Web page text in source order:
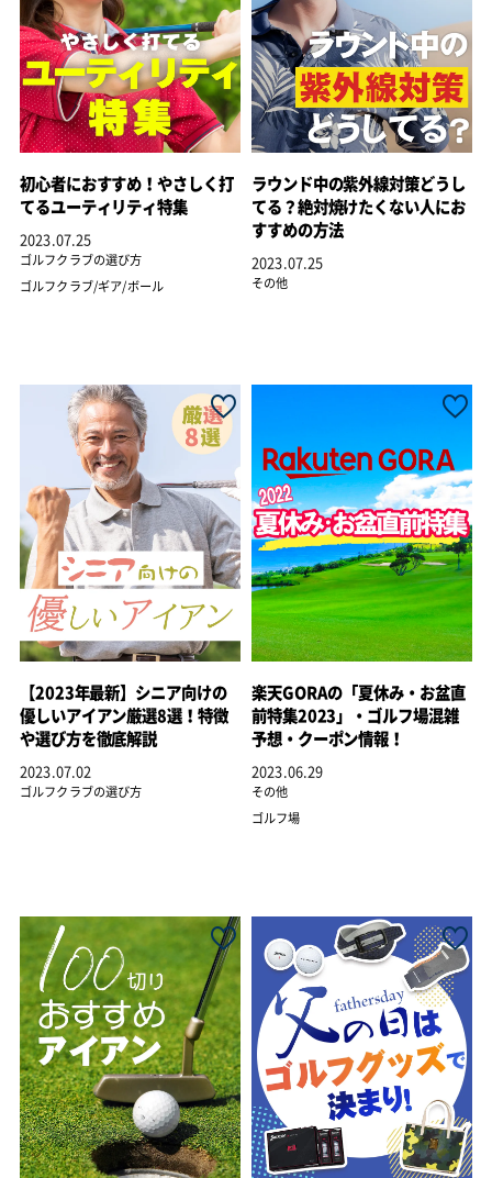
初心者におすすめ！やさしく打
てるユーティリティ特集
2023.07.25
ゴルフクラブの選び方
ゴルフクラブ/ギア/ボール
ラウンド中の紫外線対策どうし
てる？絶対焼けたくない人にお
すすめの方法
2023.07.25
その他
【2023年最新】シニア向けの
優しいアイアン厳選8選！特徴
や選び方を徹底解説
2023.07.02
ゴルフクラブの選び方
楽天GORAの「夏休み・お盆直
前特集2023」・ゴルフ場混雑
予想・クーポン情報！
2023.06.29
その他
ゴルフ場